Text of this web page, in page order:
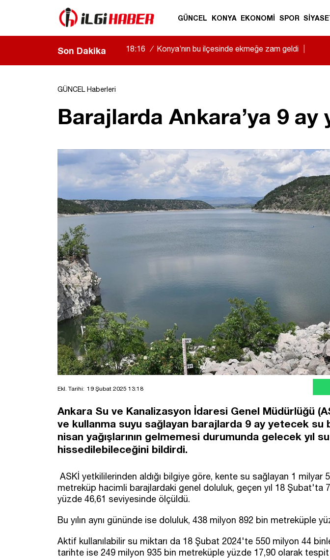
GÜNCEL KONYA EKONOMİ SPOR
Son Dakika 18:16 / Konya’nın bu ilçesinde ekmeğe zam geldi
GÜNCEL Haberleri
Barajlarda Ankara’ya 9
Ekl. Tarihi: 19 Şubat 2025 13:18
Ankara Su ve Kanalizasyon İdaresi Genel Müdürlüğü
ve kullanma suyu sağlayan barajlarda 9 ay yetecek su
nisan yağışlarının gelmemesi durumunda gelecek yıl su
hissedilebileceğini bildirdi.
ASKİ yetkililerinden aldığı bilgiye göre, kente su sağlayan 1 milyar
metreküp hacimli barajlardaki genel doluluk, geçen yıl 18 Şubat'ta
yüzde 46,61 seviyesinde ölçüldü.
Bu yılın aynı gününde ise doluluk, 438 milyon 892 bin metreküple
Aktif kullanılabilir su miktarı da 18 Şubat 2024'te 550 milyon 44
tarihte ise 249 milyon 935 bin metreküple yüzde 17,90 olarak